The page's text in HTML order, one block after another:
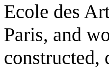
Ecole des
Paris, and